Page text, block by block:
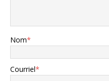
Nom*
Courriel*